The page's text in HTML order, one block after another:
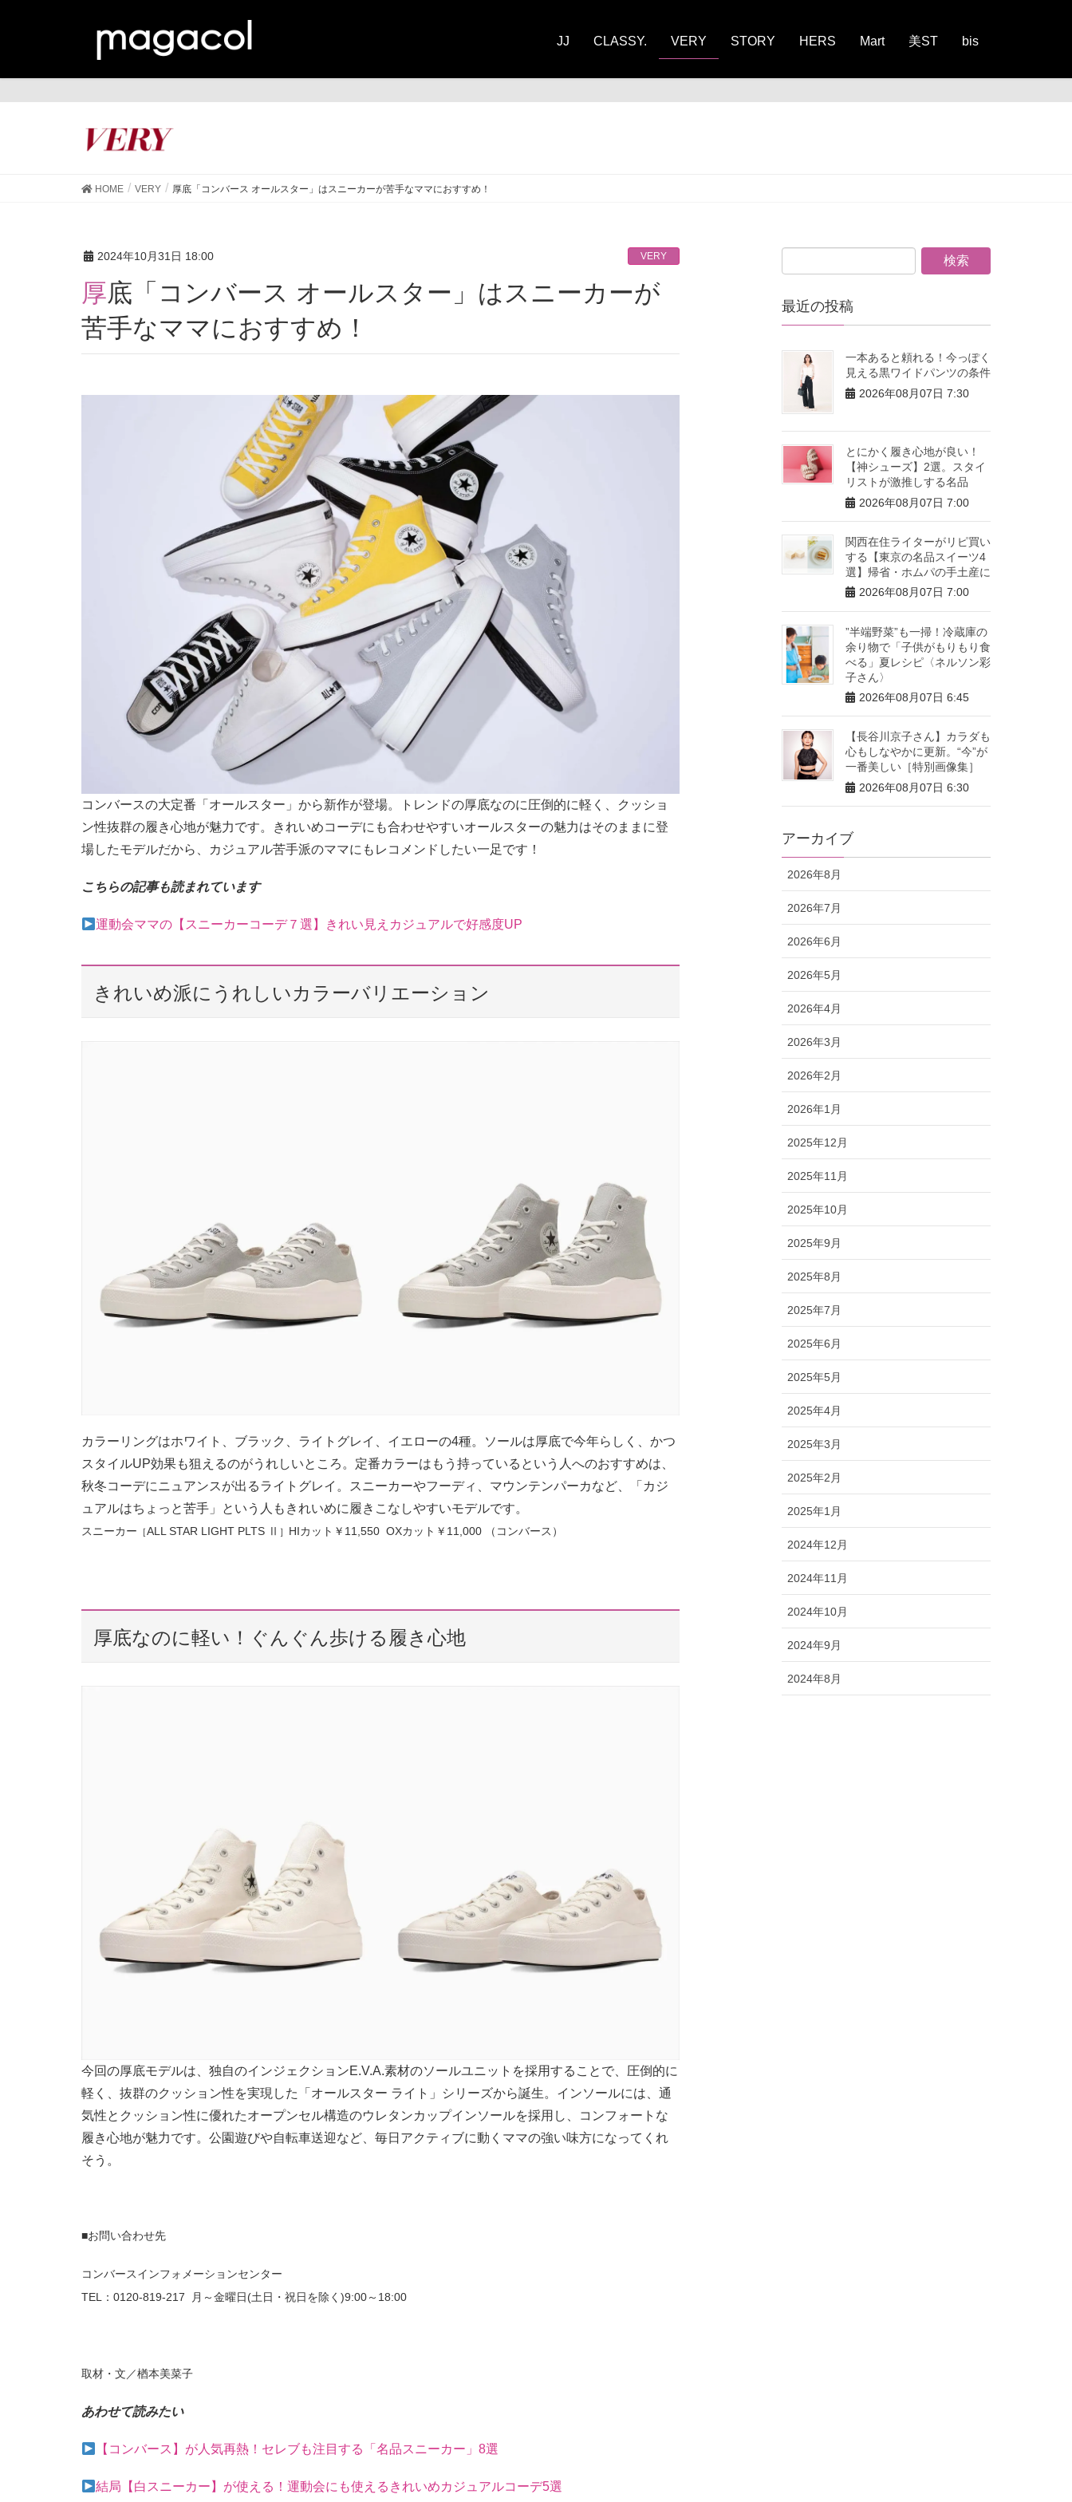
JJ CLASSY. VERY STORY HERS Mart 美ST bis
HOME VERY 厚底「コンバース オールスター」はスニーカーが苦手なママにおすすめ！
2024年10月31日 18:00 VERY
厚底「コンバース オールスター」はスニーカーが
苦手なママにおすすめ！
コンバースの大定番「オールスター」から新作が登場。トレンドの厚底なのに圧倒的に軽く、クッショ
ン性抜群の履き心地が魅力です。きれいめコーデにも合わせやすいオールスターの魅力はそのままに登
場したモデルだから、カジュアル苦手派のママにもレコメンドしたい一足です！
こちらの記事も読まれています
運動会ママの【スニーカーコーデ７選】きれい見えカジュアルで好感度UP
きれいめ派にうれしいカラーバリエーション
カラーリングはホワイト、ブラック、ライトグレイ、イエローの4種。ソールは厚底で今年らしく、かつ
スタイルUP効果も狙えるのがうれしいところ。定番カラーはもう持っているという人へのおすすめは、
秋冬コーデにニュアンスが出るライトグレイ。スニーカーやフーディ、マウンテンパーカなど、「カジ
ュアルはちょっと苦手」という人もきれいめに履きこなしやすいモデルです。
スニーカー ［ALL STAR LIGHT PLTS Ⅱ ］ HIカット￥11,550 OXカット￥11,000 （コンバース）
厚底なのに軽い！ぐんぐん歩ける履き心地
今回の厚底モデルは、独自のインジェクションE.V.A.素材のソールユニットを採用することで、圧倒的に
軽く、抜群のクッション性を実現した「オールスター ライト」シリーズから誕生。インソールには、通
気性とクッション性に優れたオープンセル構造のウレタンカップインソールを採用し、コンフォートな
履き心地が魅力です。公園遊びや自転車送迎など、毎日アクティブに動くママの強い味方になってくれ
そう。
■お問い合わせ先
コンバースインフォメーションセンター
TEL：0120-819-217 月～金曜日(土日・祝日を除く)9:00～18:00
取材・文／楢本美菜子
あわせて読みたい
【コンバース】が人気再熱！セレブも注目する「名品スニーカー」8選
結局【白スニーカー】が使える！運動会にも使えるきれいめカジュアルコーデ5選
最近の投稿
一本あると頼れる！今っぽく
見える黒ワイドパンツの条件
2026年08月07日 7:30
とにかく履き心地が良い！
【神シューズ】2選。スタイ
リストが激推しする名品
2026年08月07日 7:00
関西在住ライターがリピ買い
する【東京の名品スイーツ4
選】帰省・ホムパの手土産に
2026年08月07日 7:00
”半端野菜”も一掃！冷蔵庫の
余り物で「子供がもりもり食
べる」夏レシピ〈ネルソン彩
子さん〉
2026年08月07日 6:45
【長谷川京子さん】カラダも
心もしなやかに更新。“今”が
一番美しい［特別画像集］
2026年08月07日 6:30
アーカイブ
2026年8月
2026年7月
2026年6月
2026年5月
2026年4月
2026年3月
2026年2月
2026年1月
2025年12月
2025年11月
2025年10月
2025年9月
2025年8月
2025年7月
2025年6月
2025年5月
2025年4月
2025年3月
2025年2月
2025年1月
2024年12月
2024年11月
2024年10月
2024年9月
2024年8月